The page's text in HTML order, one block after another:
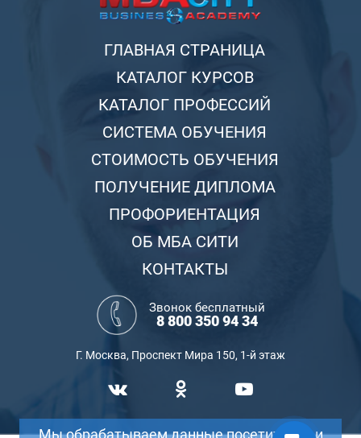
ГЛАВНАЯ СТРАНИЦА
КАТАЛОГ КУРСОВ
КАТАЛОГ ПРОФЕССИЙ
СИСТЕМА ОБУЧЕНИЯ
СТОИМОСТЬ ОБУЧЕНИЯ
ПОЛУЧЕНИЕ ДИПЛОМА
ПРОФОРИЕНТАЦИЯ
ОБ МБА СИТИ
КОНТАКТЫ
Звонок бесплатный
8 800 350 94 34
Г. Москва, Проспект Мира 150, 1-й этаж
Мы обрабатываем данные посетителей и